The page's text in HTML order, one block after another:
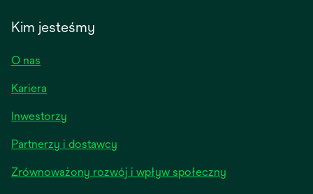
Kim jesteśmy
O nas
Kariera
Inwestorzy
a
new
Partnerzy i dostawcy
Zrównoważony rozwój i wpływ społeczny